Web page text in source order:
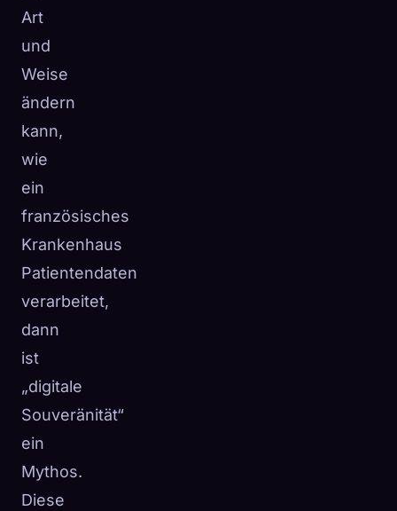
Art
und
Weise
ändern
kann,
wie
ein
französisches
Krankenhaus
Patientendaten
verarbeitet,
dann
ist
„digitale
Souveränität“
ein
Mythos.
Diese